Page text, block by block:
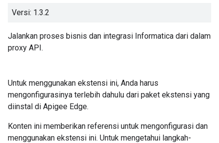
Versi: 1.3.2
Jalankan proses bisnis dan integrasi Informatica dari dalam
proxy API.
Untuk menggunakan ekstensi ini, Anda harus
mengonfigurasinya terlebih dahulu dari paket ekstensi yang
diinstal di Apigee Edge.
Konten ini memberikan referensi untuk mengonfigurasi dan
menggunakan ekstensi ini. Untuk mengetahui langkah-